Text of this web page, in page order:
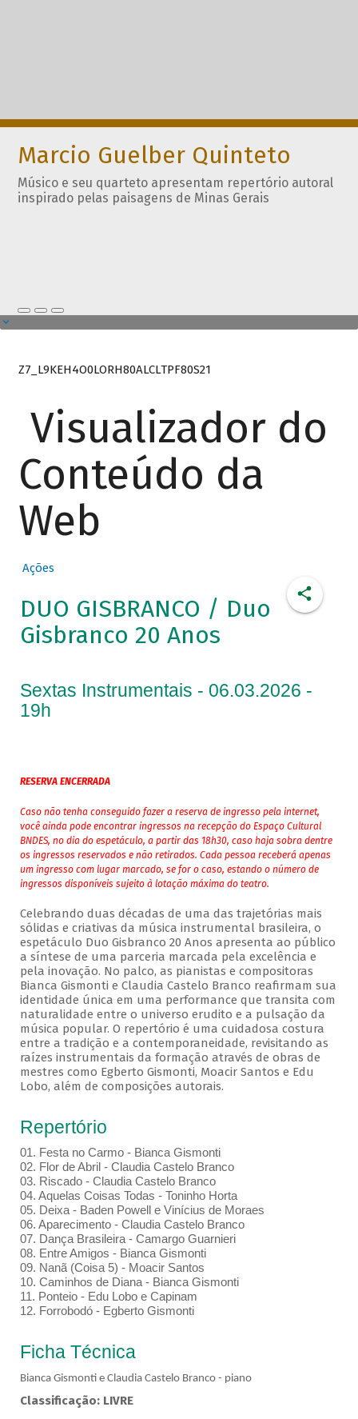
Marcio Guelber Quinteto
Músico e seu quarteto apresentam repertório autoral
inspirado pelas paisagens de Minas Gerais
Z7_L9KEH4O0LORH80ALCLTPF80S21
Visualizador do
Conteúdo da
Web
Ações
DUO GISBRANCO / Duo
Gisbranco 20 Anos
Sextas Instrumentais - 06.03.2026 -
19h
RESERVA ENCERRADA
Caso não tenha conseguido fazer a reserva de ingresso pela internet,
você ainda pode encontrar ingressos na recepção do Espaço Cultural
BNDES, no dia do espetáculo, a partir das 18h30, caso haja sobra dentre
os ingressos reservados e não retirados. Cada pessoa receberá apenas
um ingresso com lugar marcado, se for o caso, estando o número de
ingressos disponíveis sujeito à lotação máxima do teatro.
Celebrando duas décadas de uma das trajetórias mais
sólidas e criativas da música instrumental brasileira, o
espetáculo Duo Gisbranco 20 Anos apresenta ao público
a síntese de uma parceria marcada pela excelência e
pela inovação. No palco, as pianistas e compositoras
Bianca Gismonti e Claudia Castelo Branco reafirmam sua
identidade única em uma performance que transita com
naturalidade entre o universo erudito e a pulsação da
música popular. O repertório é uma cuidadosa costura
entre a tradição e a contemporaneidade, revisitando as
raízes instrumentais da formação através de obras de
mestres como Egberto Gismonti, Moacir Santos e Edu
Lobo, além de composições autorais.
Repertório
01.⁠ ⁠Festa no Carmo - Bianca Gismonti
02.⁠ ⁠Flor de Abril - Claudia Castelo Branco
03.⁠ ⁠Riscado - Claudia Castelo Branco
04.⁠ ⁠Aquelas Coisas Todas - Toninho Horta
05.⁠ ⁠Deixa - Baden Powell e Vinícius de Moraes
06.⁠ ⁠Aparecimento - Claudia Castelo Branco
07.⁠ ⁠Dança Brasileira - Camargo Guarnieri
08.⁠ ⁠Entre Amigos - Bianca Gismonti
09.⁠ ⁠Nanã (Coisa 5) - Moacir Santos
10.⁠ ⁠Caminhos de Diana - Bianca Gismonti
11.⁠ ⁠Ponteio - Edu Lobo e Capinam
12.⁠ ⁠Forrobodó - Egberto Gismonti
Ficha Técnica
Bianca Gismonti e Claudia Castelo Branco - piano
Classificação: LIVRE